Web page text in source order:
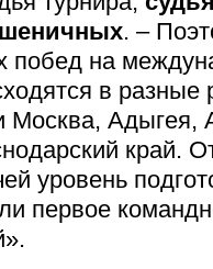
. –
побед на
в
Москва, Адыгея,
край.
уровень
первое